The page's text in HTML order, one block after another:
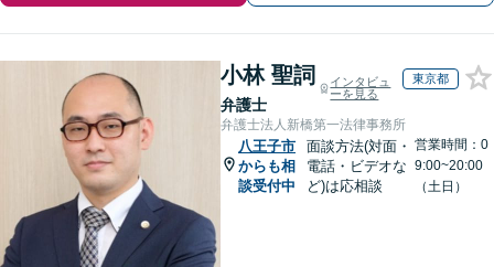
小林 聖詞
弁護士
インタビュ
ーを見る
東京都
弁護士法人新橋第一法律事務所
八王子市
からも相
談受付中
面談方法(対面・
電話・ビデオな
ど)は応相談
営業時間：0
9:00~20:00
（土日）